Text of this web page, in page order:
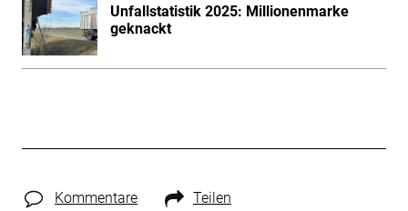
Unfallstatistik 2025: Millionenmarke
geknackt
Kommentare Teilen